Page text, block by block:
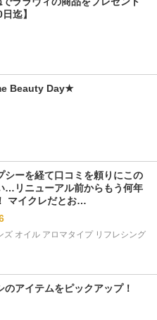
迄】
Beauty Day★
シーを経て口コミを頼りにこの
…リニューアル前からもう何年
マイクレだとお…
ズ オイル アロマタイプ リフレシング
のアイテムをピックアップ！